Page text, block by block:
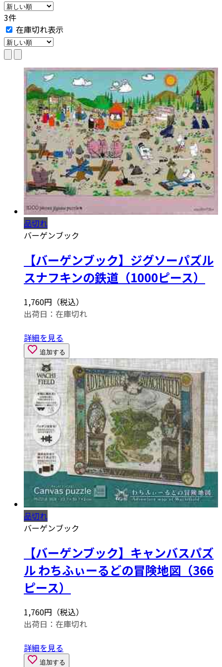
3件
在庫切れ表示
品切れ
バーゲンブック
【バーゲンブック】ジグソーパズル
スナフキンの鉄道（1000ピース）
1,760円（税込）
出荷日： 在庫切れ
詳細を見る
追加する
品切れ
バーゲンブック
【バーゲンブック】キャンバスパズ
ル わちふぃーるどの冒険地図（366
ピース）
1,760円（税込）
出荷日： 在庫切れ
詳細を見る
追加する